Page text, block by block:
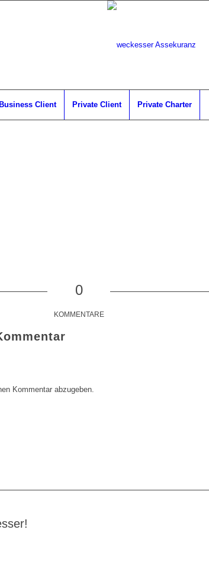
Business Client Private Client Private Charter
0
KOMMENTARE
Kommentar abzugeben.